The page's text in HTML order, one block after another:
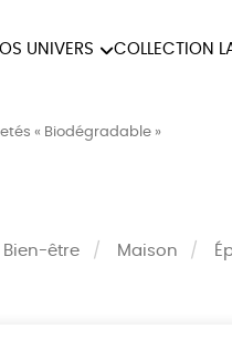
UNIVERS COLLECTION
« Biodégradable »
Bien-être Maison